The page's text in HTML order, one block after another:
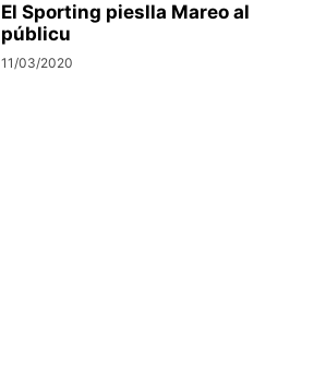
El Sporting pieslla Mareo al
públicu
11/03/2020